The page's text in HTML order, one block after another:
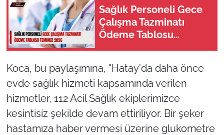
Sağlık Personeli Gece
Çalışma Tazminatı
Ödeme Tablosu
Koca, bu paylaşımına, "Hatay'da daha önce
evde sağlık hizmeti kapsamında verilen
hizmetler, 112 Acil Sağlık ekiplerimizce
kesintisiz şekilde devam ettiriliyor. Bir şeker
hastamıza haber vermesi üzerine glukometre